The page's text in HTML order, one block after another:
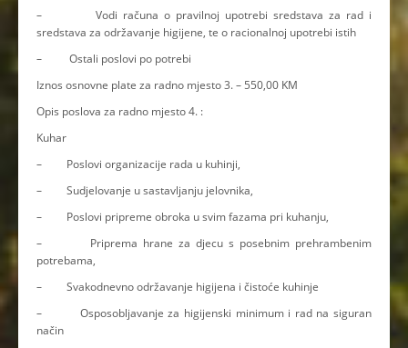
– Vodi računa o pravilnoj upotrebi sredstava za rad i
sredstava za održavanje higijene, te o racionalnoj upotrebi istih
– Ostali poslovi po potrebi
Iznos osnovne plate za radno mjesto 3. – 550,00 KM
Opis poslova za radno mjesto 4. :
Kuhar
– Poslovi organizacije rada u kuhinji,
– Sudjelovanje u sastavljanju jelovnika,
– Poslovi pripreme obroka u svim fazama pri kuhanju,
– Priprema hrane za djecu s posebnim prehrambenim
potrebama,
– Svakodnevno održavanje higijena i čistoće kuhinje
– Osposobljavanje za higijenski minimum i rad na siguran
način